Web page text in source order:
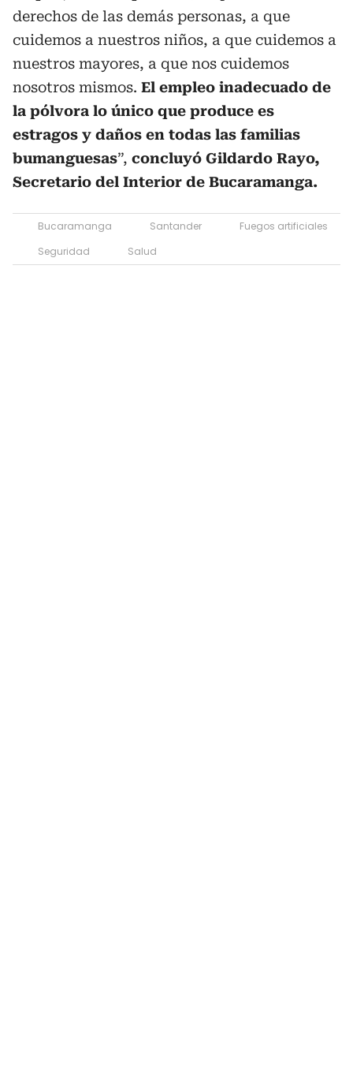
derechos de las demás personas, a que
cuidemos a nuestros niños, a que cuidemos a
nuestros mayores, a que nos cuidemos
nosotros mismos. El empleo inadecuado de
la pólvora lo único que produce es
estragos y daños en todas las familias
bumanguesas”, concluyó Gildardo Rayo,
Secretario del Interior de Bucaramanga.
Bucaramanga Santander
Fuegos artificiales
Seguridad
Salud